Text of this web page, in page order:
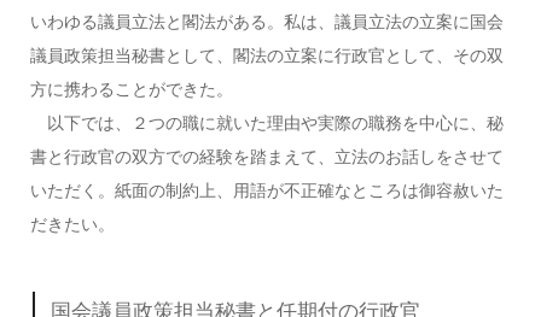
いわゆる議員立法と閣法がある。私は、議員立法の立案に国会
議員政策担当秘書として、閣法の立案に行政官として、その双
方に携わることができた。
以下では、２つの職に就いた理由や実際の職務を中心に、秘
書と行政官の双方での経験を踏まえて、立法のお話しをさせて
いただく。紙面の制約上、用語が不正確なところは御容赦いた
だきたい。
国会議員政策担当秘書と任期付の行政官